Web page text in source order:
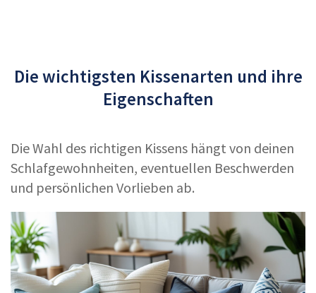
Die wichtigsten Kissenarten und ihre
Eigenschaften
Die Wahl des richtigen Kissens hängt von deinen
Schlafgewohnheiten, eventuellen Beschwerden
und persönlichen Vorlieben ab.